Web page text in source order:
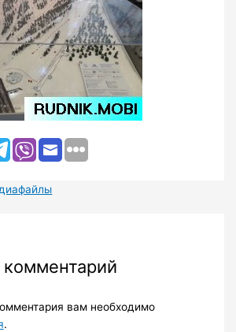
вам необходимо
.